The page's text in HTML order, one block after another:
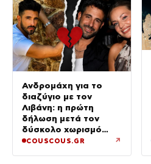
Ανδρομάχη για το
διαζύγιο με τον
Λιβάνη: η πρώτη
δήλωση μετά τον
δύσκολο χωρισμό
«Όποιος έχει…»
COUSCOUS.GR ↗